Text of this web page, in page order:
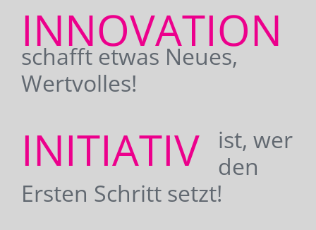
INNOVATION
schafft etwas Neues,
Wertvolles!
INITIATIV
ist, wer
den
Ersten Schritt setzt!